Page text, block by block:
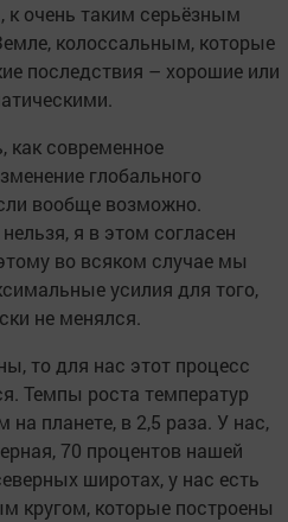
к очень таким серьёзным
колоссальным, которые
последствия – хорошие или
как современное
глобального
вообще возможно.
я в этом согласен
во всяком случае мы
усилия для того,
не менялся.
то для нас этот процесс
Темпы роста температур
планете, в 2,5 раза. У нас,
70 процентов нашей
широтах, у нас есть
кругом, которые построены